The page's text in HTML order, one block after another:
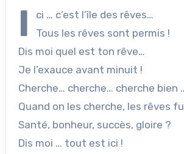
I
ci … c’est l’île des rêves…
Tous les rêves sont permis !
Dis moi quel est ton rêve…
Je l’exauce avant minuit !
Cherche… cherche… cherche bien
Quand on les cherche, les rêves
Santé, bonheur, succès, gloire ?
Dis moi … tout est ici !